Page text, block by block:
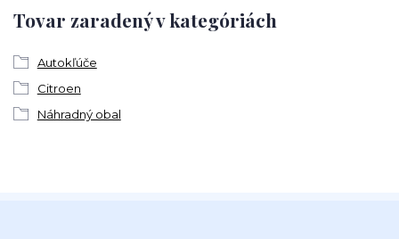
Tovar zaradený v kategóriách
Autokľúče
Citroen
Náhradný obal